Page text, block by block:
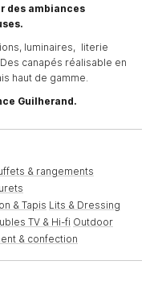
des ambiances
luminaires, literie
canapés réalisable en
haut de gamme.
Guilherand.
& rangements
& Tapis Lits & Dressing
TV & Hi-fi Outdoor
& confection